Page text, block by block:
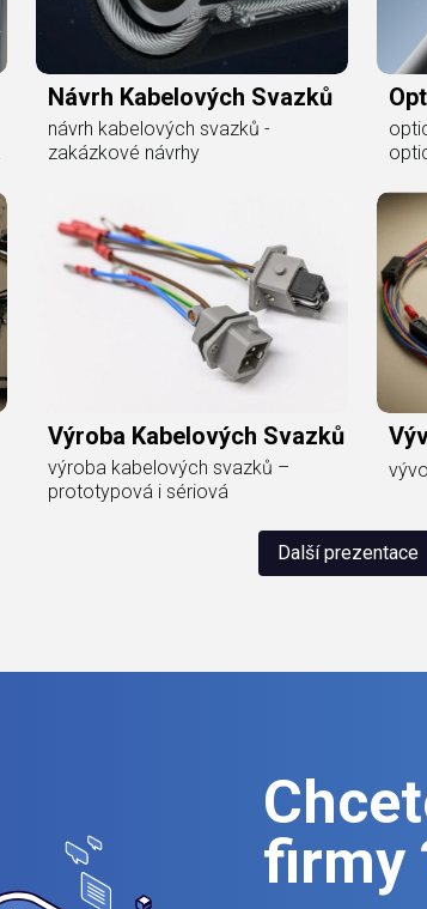
Návrh Kabelových Svazků
návrh kabelových svazků -
zakázkové návrhy
Výroba Kabelových Svazků
výroba kabelových svazků –
prototypová i sériová
Další prezentace
firmy